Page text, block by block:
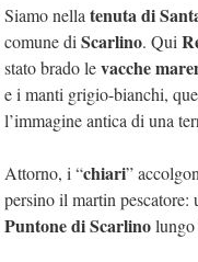
Siamo nella tenuta di
comune di Scarlino. Qui
stato brado levacche
e i manti grigio-bianchi,
l’immagine antica di una
Attorno, i “chiari”
persino il martin pescatore:
Puntone di Scarlinolungo